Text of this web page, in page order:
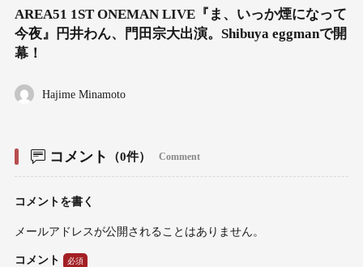
AREA51 1ST ONEMAN LIVE『ま、いっか煙になって
今夜』円井わん、門田宗大出演。Shibuya eggmanで開
幕！
Hajime Minamoto
コメント （0件） Comment
コメントを書く
メールアドレスが公開されることはありません。
コメント